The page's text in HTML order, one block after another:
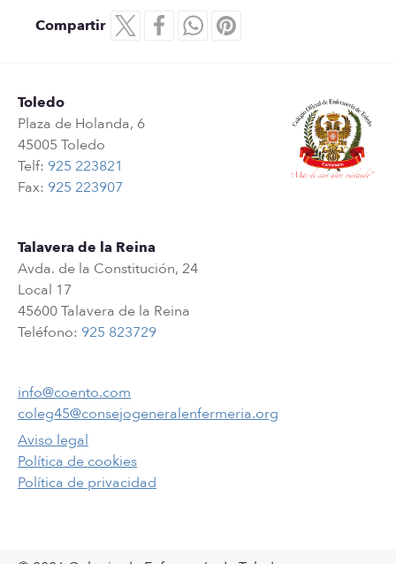
Compartir
Toledo
Plaza de Holanda, 6
45005 Toledo
Telf: 925 223821
Fax: 925 223907
Talavera de la Reina
Avda. de la Constitución, 24
Local 17
45600 Talavera de la Reina
Teléfono: 925 823729
info@coento.com
coleg45@consejogeneralenfermeria.org
Aviso legal
Política de cookies
Política de privacidad